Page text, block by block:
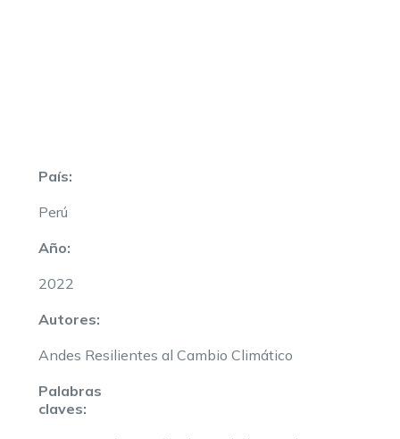
País:
Perú
Año:
2022
Autores:
Andes Resilientes al Cambio Climático
Palabras
claves: